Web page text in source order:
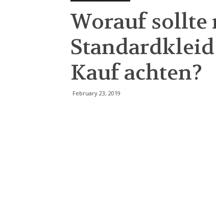
Worauf sollte
Kauf achten?
February 23, 2019